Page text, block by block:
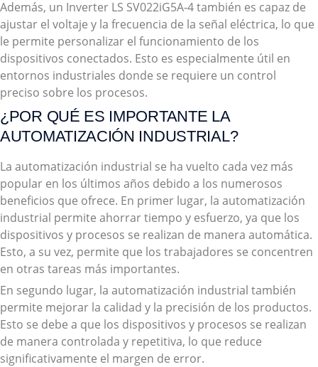
Además, un Inverter LS SV022iG5A-4 también es capaz de
ajustar el voltaje y la frecuencia de la señal eléctrica, lo que
le permite personalizar el funcionamiento de los
dispositivos conectados. Esto es especialmente útil en
entornos industriales donde se requiere un control
preciso sobre los procesos.
¿POR QUÉ ES IMPORTANTE LA
AUTOMATIZACIÓN INDUSTRIAL?
La automatización industrial se ha vuelto cada vez más
popular en los últimos años debido a los numerosos
beneficios que ofrece. En primer lugar, la automatización
industrial permite ahorrar tiempo y esfuerzo, ya que los
dispositivos y procesos se realizan de manera automática.
Esto, a su vez, permite que los trabajadores se concentren
en otras tareas más importantes.
En segundo lugar, la automatización industrial también
permite mejorar la calidad y la precisión de los productos.
Esto se debe a que los dispositivos y procesos se realizan
de manera controlada y repetitiva, lo que reduce
significativamente el margen de error.